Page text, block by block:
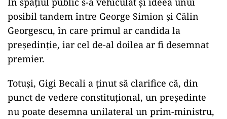
posibil tandem între George Simion și Călin
Georgescu, în care primul ar candida la
președinție, iar cel de-al doilea ar fi desemnat
premier.
Totuși, Gigi Becali a ținut să clarifice că, din
punct de vedere constituțional, un președinte
nu poate desemna unilateral un prim-ministru,